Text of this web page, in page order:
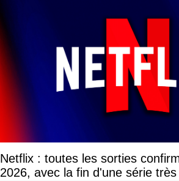
Netflix : toutes les sorties
2026, avec la fin d'une série